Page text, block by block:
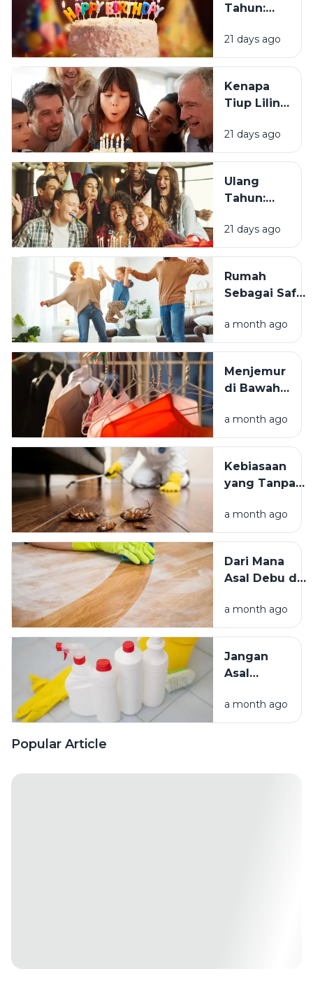
Tahun:
Tradisi Ini
Berawal?
21 days ago
Kenapa
Tiup Lilin
Tradisi
Saat Ulang
21 days ago
Ulang
Tahun:
Momen
Bertambah
Terasa
Istimewa?
21 days ago
Rumah
Sebagai Safe
Mengapa
Lingkungan
Tinggal yang
Bersih
Kesejahteraan
Kita?
a month ago
Menjemur
di Bawah
atau Di
Tempat
Mana yang
Lebih
a month ago
Kebiasaan
yang Tanpa
Mengundang
Kecoak,
Hama
Lainnya Ke
a month ago
Dari Mana
Asal Debu di
Kenali
Penyebab
Mengatasinya
a month ago
Jangan
Asal
Bahan
Pembersih
a month ago
Popular Article